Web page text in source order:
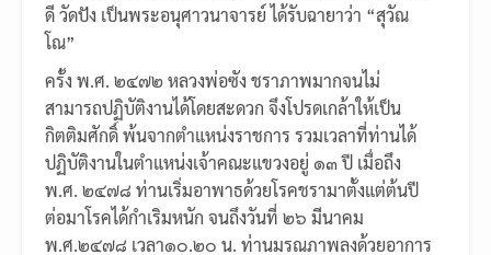
ดี วัดปัง เป็นพระอนุศาวนาจารย์ ได้รับฉายาว่า “สุวัณ
โณ”
ครั้ง พ.ศ. ๒๔๗๒ หลวงพ่อซัง ชราภาพมากจนไม่
สามารถปฏิบัติงานได้โดยสะดวก จึงโปรดเกล้าให้เป็น
กิตติมศักดิ์ พ้นจากตำแหน่งราชการ รวมเวลาที่ท่านได้
ปฏิบัติงานในตำแหน่งเจ้าคณะแขวงอยู่ ๑๓ ปี เมื่อถึง
พ.ศ. ๒๔๗๘ ท่านเริ่มอาพาธด้วยโรคชรามาตั้งแต่ต้นปี
ต่อมาโรคได้กำเริมหนัก จนถึงวันที่ ๒๖ มีนาคม
พ.ศ.๒๔๗๘ เวลา๑๐.๒๐ น. ท่านมรณภาพลงด้วยอาการ